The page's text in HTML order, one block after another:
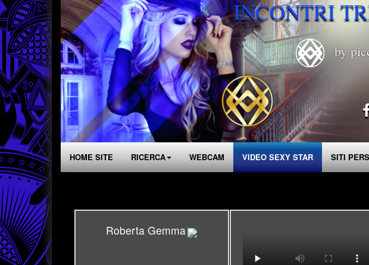
INCONTRI
by
HOME SITE RICERCA WEBCAM VIDEO SEXY STAR SITI
Roberta Gemma